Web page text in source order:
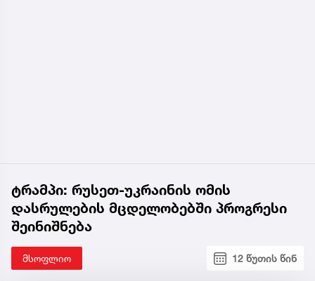
ტრამპი: რუსეთ-უკრაინის ომის
დასრულების მცდელობებში პროგრესი
შეინიშნება
მსოფლიო 12 წუთის წინ